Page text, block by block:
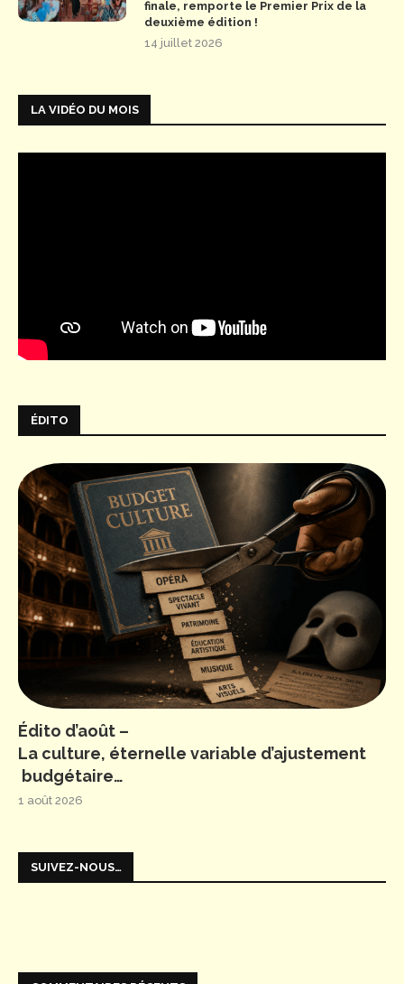
finale, remporte le Premier Prix de la
deuxième édition !
14 juillet 2026
LA VIDÉO DU MOIS
ÉDITO
Édito d’août –
La culture, éternelle variable d’ajustement
budgétaire…
1 août 2026
SUIVEZ-NOUS…